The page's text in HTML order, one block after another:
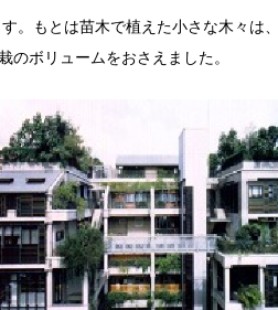
。もとは苗木で植えた小さな木々は
ボリュームをおさえました。